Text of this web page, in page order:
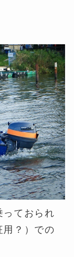
っておられ
用？）での